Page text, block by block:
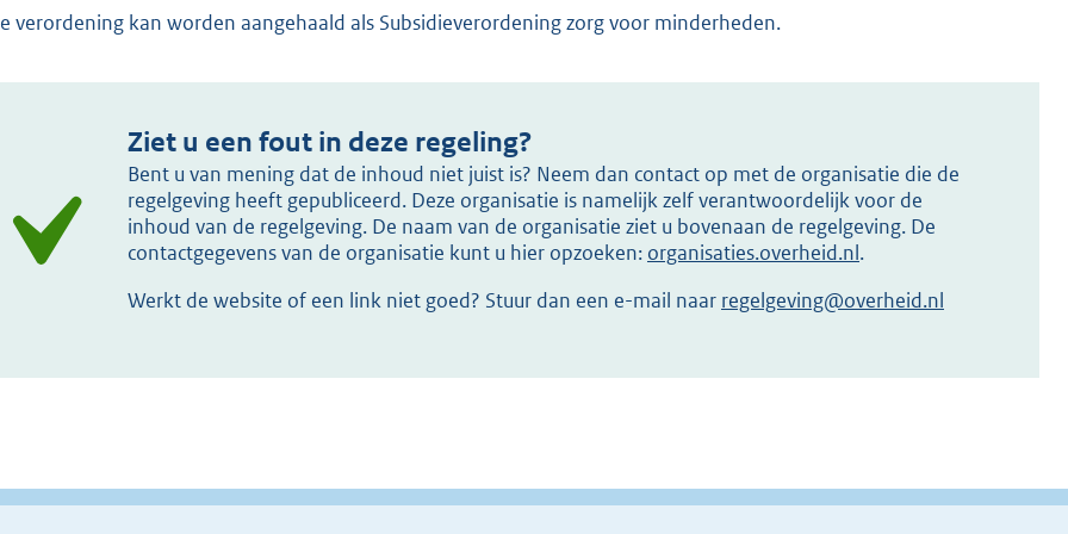
verordening kan worden aangehaald als Subsidieverordening zorg voor minderheden.
Ziet u een fout in deze regeling?
Bent u van mening dat de inhoud niet juist is? Neem dan contact op met de organisatie die de
regelgeving heeft gepubliceerd. Deze organisatie is namelijk zelf verantwoordelijk voor de
inhoud van de regelgeving. De naam van de organisatie ziet u bovenaan de regelgeving. De
contactgegevens van de organisatie kunt u hier opzoeken: organisaties.overheid.nl.
Werkt de website of een link niet goed? Stuur dan een e-mail naar regelgeving@overheid.nl